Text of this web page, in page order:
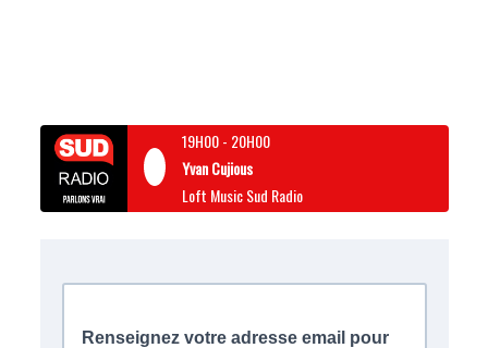
19H00- 20H00
Yvan Cujious
Loft Music Sud Radio